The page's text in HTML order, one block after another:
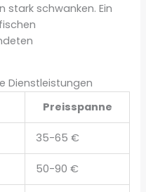
stark schwanken. Ein
Dienstleistungen
Preisspanne
35-65 €
50-90 €